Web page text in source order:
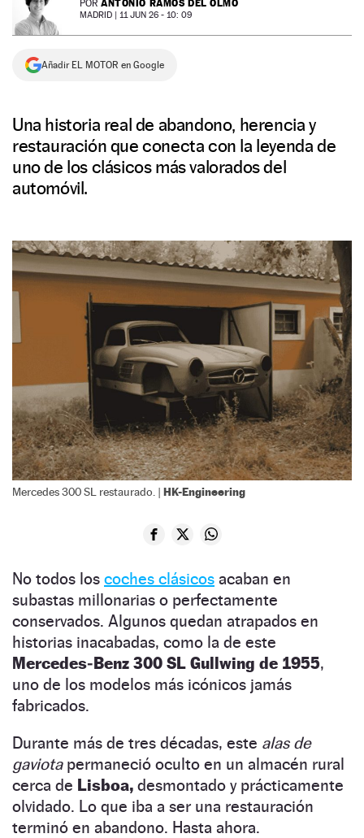
NEWSLETTER
SÍGUENOS
POR ANTONIO RAMOS DEL OLMO
MADRID | 11 JUN 26 - 10: 09
Añadir EL MOTOR en Google
Una historia real de abandono, herencia y
restauración que conecta con la leyenda de
uno de los clásicos más valorados del
automóvil.
Mercedes 300 SL restaurado. | HK-Engineering
No todos los coches clásicos acaban en
subastas millonarias o perfectamente
conservados. Algunos quedan atrapados en
historias inacabadas, como la de este
Mercedes‑Benz 300 SL Gullwing de 1955,
uno de los modelos más icónicos jamás
fabricados.
Durante más de tres décadas, este alas de
gaviotapermaneció oculto en un almacén rural
cerca de Lisboa, desmontado y prácticamente
olvidado. Lo que iba a ser una restauración
terminó en abandono. Hasta ahora.